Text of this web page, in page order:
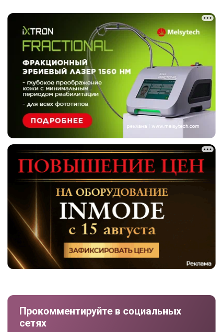
Прокомментируйте в социальных
сетях